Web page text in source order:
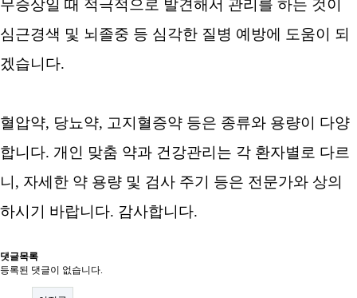
무증상일 때 적극적으로 발견해서 관리를 하는 것이
심근경색 및 뇌졸중 등 심각한 질병 예방에 도움이 되
겠습니다.
혈압약, 당뇨약, 고지혈증약 등은 종류와 용량이 다양
합니다. 개인 맞춤 약과 건강관리는 각 환자별로 다르
니, 자세한 약 용량 및 검사 주기 등은 전문가와 상의
하시기 바랍니다. 감사합니다.
댓글목록
등록된 댓글이 없습니다.